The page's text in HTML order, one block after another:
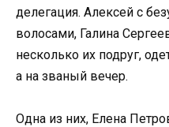
делегация. Алексей с
волосами, Галина
несколько их подруг,
а на званый вечер.
Одна из них, Елена